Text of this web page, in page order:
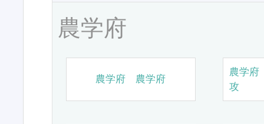
農学府
農学府 農学府
農学
攻